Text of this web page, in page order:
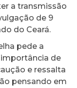
a transmissão
de 9
do Ceará.
pede a
de
e ressalta
pensando em